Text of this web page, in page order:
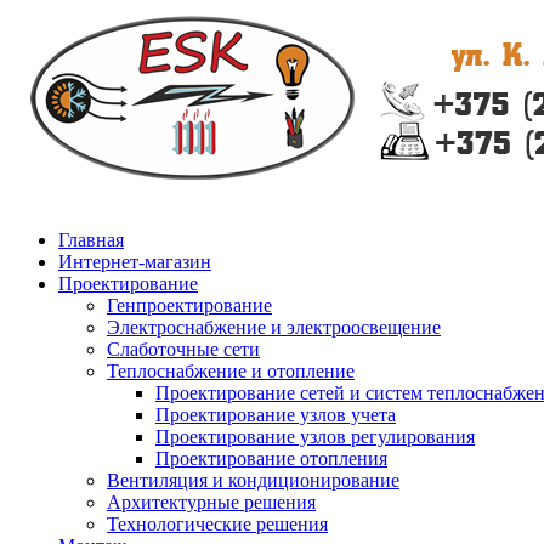
Главная
Интернет-магазин
Проектирование
Генпроектирование
Электроснабжение и электроосвещение
Слаботочные сети
Теплоснабжение и отопление
Проектирование сетей и систем
Проектирование узлов учета
Проектирование узлов регулирования
Проектирование отопления
Вентиляция и кондиционирование
Архитектурные решения
Технологические решения